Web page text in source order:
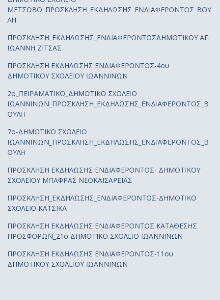
ΜΕΤΣΟΒΟ_ΠΡΟΣΚΛΗΣΗ_ΕΚΔΗΛΩΣΗΣ_ΕΝΔΙΑΦΕΡΟΝΤΟΣ_ΒΟΥ
ΛΗ
ΠΡΟΣΚΛΗΣΗ_ΕΚΔΗΛΩΣΗΣ_ΕΝΔΙΑΦΕΡΟΝΤΟΣΔΗΜΟΤΙΚΟΥ ΑΓ.
ΙΩΑΝΝΗ ΖΙΤΣΑΣ
ΠΡΟΣΚΛΗΣΗ ΕΚΔΗΛΩΣΗΣ ΕΝΔΙΑΦΕΡΟΝΤΟΣ-4ου
ΔΗΜΟΤΙΚΟΥ ΣΧΟΛΕΙΟΥ ΙΩΑΝΝΙΝΩΝ
2ο_ΠΕΙΡΑΜΑΤΙΚΟ_ΔΗΜΟΤΙΚΟ ΣΧΟΛΕΙΟ
ΙΩΑΝΝΙΝΩΝ_ΠΡΟΣΚΛΗΣΗ_ΕΚΔΗΛΩΣΗΣ_ΕΝΔΙΑΦΕΡΟΝΤΟΣ_Β
ΟΥΛΗ
7ο-ΔΗΜΟΤΙΚΟ ΣΧΟΛΕΙΟ
ΙΩΑΝΝΙΝΩΝ_ΠΡΟΣΚΛΗΣΗ_ΕΚΔΗΛΩΣΗΣ_ΕΝΔΙΑΦΕΡΟΝΤΟΣ_Β
ΟΥΛΗ
ΠΡΟΣΚΛΗΣΗ ΕΚΔΗΛΩΣΗΣ ΕΝΔΙΑΦΕΡΟΝΤΟΣ- ΔΗΜΟΤΙΚΟΥ
ΣΧΟΛΕΙΟΥ ΜΠΑΦΡΑΣ ΝΕΟΚΑΙΣΑΡΕΙΑΣ
ΠΡΟΣΚΛΗΣΗ_ΕΚΔΗΛΩΣΗΣ_ΕΝΔΙΑΦΕΡΟΝΤΟΣ-ΔΗΜΟΤΙΚΟ
ΣΧΟΛΕΙΟ ΚΑΤΣΙΚΑ
ΠΡΟΣΚΛΗΣΗ ΕΚΔΗΛΩΣΗΣ ΕΝΔΙΑΦΕΡΟΝΤΟΣ ΚΑΤΑΘΕΣΗΣ
ΠΡΟΣΦΟΡΩΝ_21ο ΔΗΜΟΤΙΚΟ ΣΧΟΛΕΙΟ ΙΩΑΝΝΙΝΩΝ
ΠΡΟΣΚΛΗΣΗ ΕΚΔΗΛΩΣΗΣ ΕΝΔΙΑΦΕΡΟΝΤΟΣ-11ου
ΔΗΜΟΤΙΚΟΥ ΣΧΟΛΕΙΟΥ ΙΩΑΝΝΙΝΩΝ